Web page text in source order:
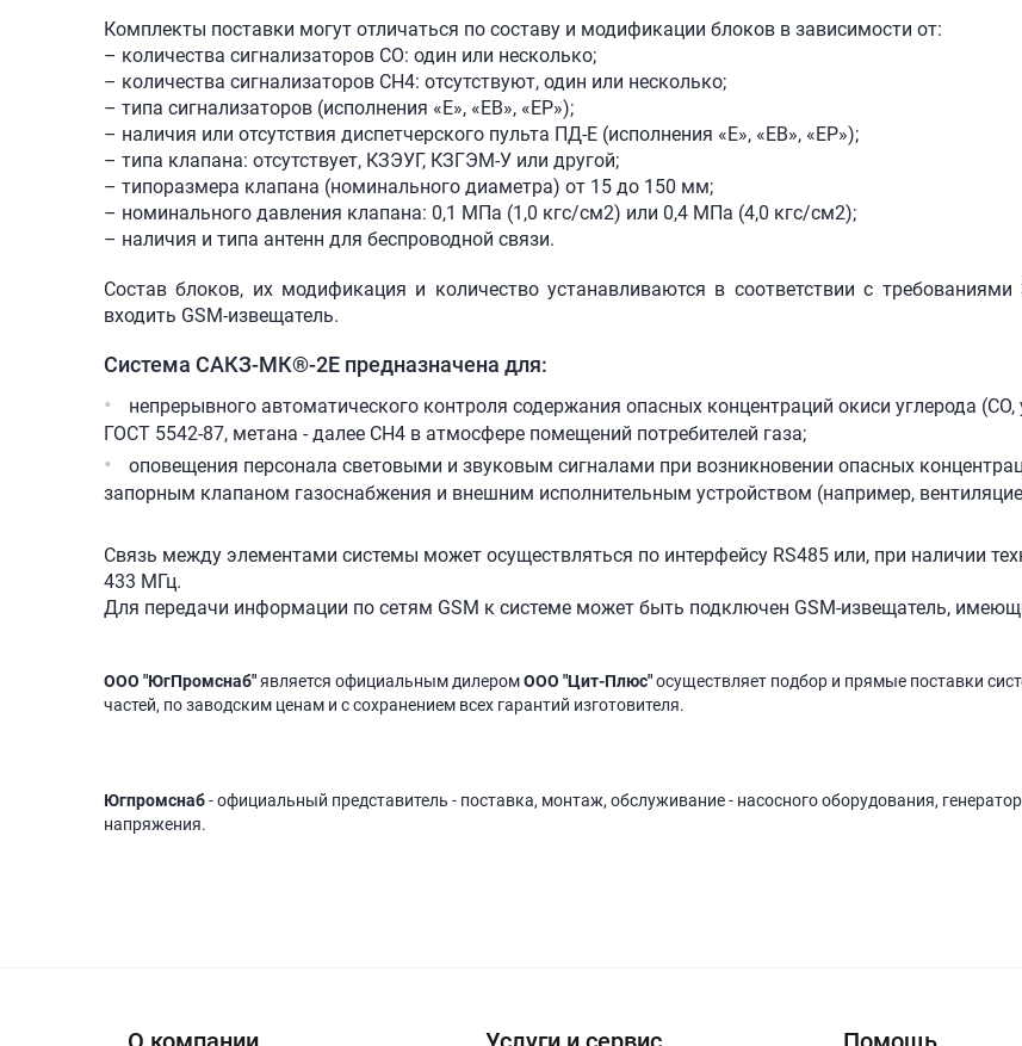
Комплекты поставки могут отличаться по составу и модификации блоков в зависимости от:
– количества сигнализаторов СО: один или несколько;
– количества сигнализаторов СН4: отсутствуют, один или несколько;
– типа сигнализаторов (исполнения «Е», «ЕВ», «ЕР»);
– наличия или отсутствия диспетчерского пульта ПД-Е (исполнения «Е», «ЕВ», «ЕР»);
– типа клапана: отсутствует, КЗЭУГ, КЗГЭМ-У или другой;
– типоразмера клапана (номинального диаметра) от 15 до 150 мм;
– номинального давления клапана: 0,1 МПа (1,0 кгс/см2) или 0,4 МПа (4,0 кгс/см2);
– наличия и типа антенн для беспроводной связи.
Состав блоков, их модификация и количество устанавливаются в соответствии с
входить GSM-извещатель.
Система САКЗ-МК®-2Е предназначена для:
непрерывного автоматического контроля содержания опасных концентраций окиси углерода
ГОСТ 5542-87, метана - далее СН4 в атмосфере помещений потребителей газа;
оповещения персонала световыми и звуковым сигналами при возникновении опасных
запорным клапаном газоснабжения и внешним исполнительным устройством (например,
Связь между элементами системы может осуществляться по интерфейсу RS485 или, при наличии
433 МГц.
Для передачи информации по сетям GSM к системе может быть подключен GSM-извещатель,
ООО "ЮгПромснаб"является официальным дилеромООО "Цит-Плюс"осуществляет подбор и прямые поставки
частей, по заводским ценам и с сохранением всех гарантий изготовителя.
Югпромснаб- официальный представитель - поставка, монтаж, обслуживание - насосного оборудования,
напряжения.